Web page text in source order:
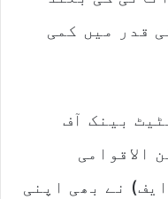
قدر میں کمی
بینک آف
الاقوامی
نے بھی اپنی